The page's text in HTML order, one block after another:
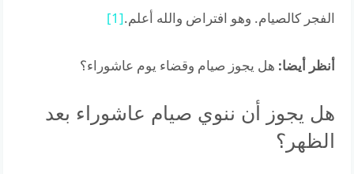
الفجر كالصيام. وهو افتراض والله أعلم.[1]
أنظر أيضا: هل يجوز صيام وقضاء يوم عاشوراء؟
هل يجوز أن ننوي صيام عاشوراء بعد
الظهر؟